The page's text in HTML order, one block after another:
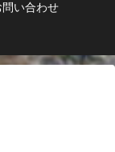
問い合わせ